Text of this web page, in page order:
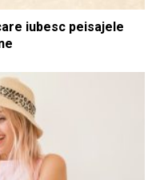
iubesc peisajele